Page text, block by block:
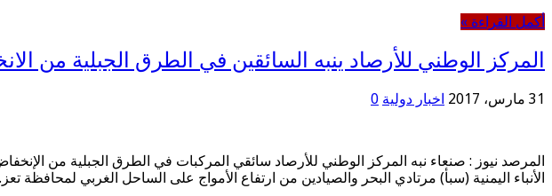
أكمل القراءة »
المركز الوطني للأرصاد ينبه السائقين في الطرق الجبلية من
31 مارس، 2017 اخبار دولية 0
المرصد نيوز : صنعاء نبه المركز الوطني للأرصاد سائقي المركبات في الطرق الجبلية من
الأنباء اليمنية (سبأ) مرتادي البحر والصيادين من ارتفاع الأمواج على الساحل الغربي لمحافظة